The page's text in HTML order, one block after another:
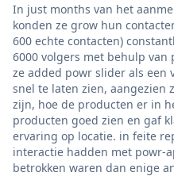
In just months van het
konden ze grow hun
600 echte contacten)
6000 volgers met behulp van
ze added powr slider als een
snel te laten zien, aangezien
zijn, hoe de producten er in
producten goed zien en gaf
ervaring op locatie. in feite
interactie hadden met powr-
betrokken waren dan enige